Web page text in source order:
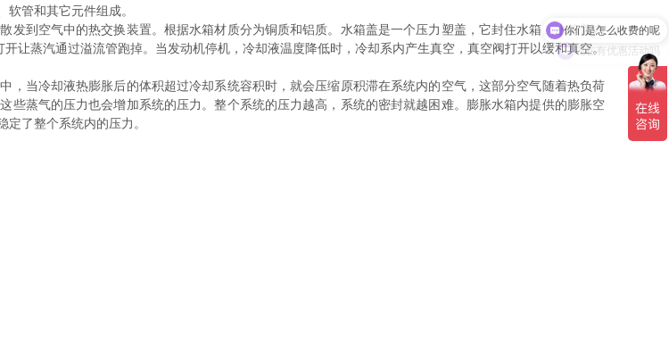
管和其它元件组成。
到空气中的热交换装置。根据水箱材质分为铜质和铝质。水箱盖是一个压力塑盖，它封住水箱。水箱盖内
蒸汽通过溢流管跑掉。当发动机停机，冷却液温度降低时，冷却系内产生真空，真空阀打开以缓和真空。
当冷却液热膨胀后的体积超过冷却系统容积时，就会压缩原积滞在系统内的空气，这部分空气随着热负荷
蒸气的压力也会增加系统的压力。整个系统的压力越高，系统的密封就越困难。膨胀水箱内提供的膨胀空
了整个系统内的压力。
现在有优惠活动吗